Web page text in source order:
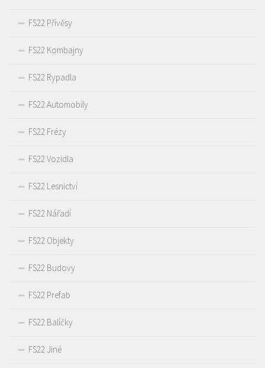
FS22 Přívěsy
FS22 Kombajny
FS22 Rypadla
FS22 Automobily
FS22 Frézy
FS22 Vozidla
FS22 Lesnictví
FS22 Nářadí
FS22 Objekty
FS22 Budovy
FS22 Prefab
FS22 Balíčky
FS22 Jiné